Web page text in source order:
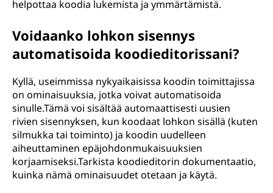
helpottaa koodia lukemista ja ymmärtämistä.
Voidaanko lohkon sisennys
automatisoida koodieditorissani?
Kyllä, useimmissa nykyaikaisissa koodin toimittajissa
on ominaisuuksia, jotka voivat automatisoida
sinulle.Tämä voi sisältää automaattisesti uusien
rivien sisennyksen, kun koodaat lohkon sisällä (kuten
silmukka tai toiminto) ja koodin uudelleen
aiheuttaminen epäjohdonmukaisuuksien
korjaamiseksi.Tarkista koodieditorin dokumentaatio,
kuinka nämä ominaisuudet otetaan ja käytä.